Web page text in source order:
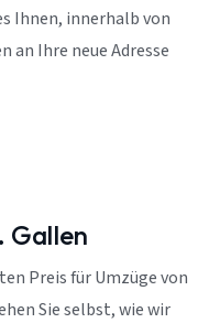
Ihnen, innerhalb von
an Ihre neue Adresse
Gallen
Preis für Umzüge von
Sie selbst, wie wir